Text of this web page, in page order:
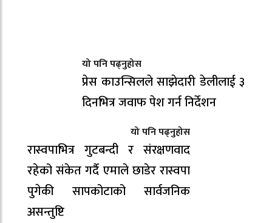
यो पनि पढ्नुहोस
प्रेस काउन्सिलले साझेदारी डेलीलाई ३
दिनभित्र जवाफ पेश गर्न निर्देशन
यो पनि पढ्नुहोस
रास्वपाभित्र गुटबन्दी र संरक्षणवाद
रहेको संकेत गर्दै एमाले छाडेर रास्वपा
पुगेकी सापकोटाको सार्वजनिक
असन्तुष्टि